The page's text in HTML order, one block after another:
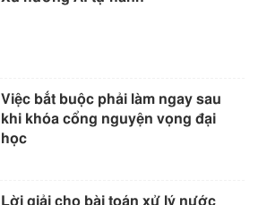
Việc bắt buộc phải làm ngay sau
khi khóa cổng nguyện vọng đại
học
Lời giải cho bài toán xử lý nước